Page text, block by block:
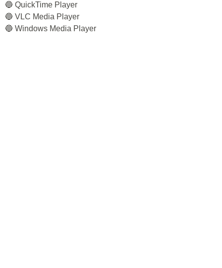
🔵 QuickTime Player
🔵 VLC Media Player
🔵 Windows Media Player